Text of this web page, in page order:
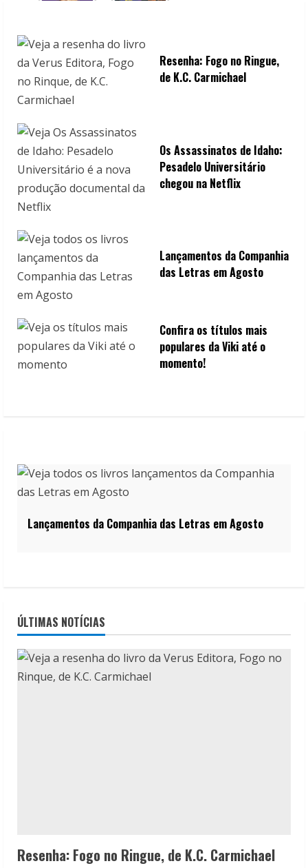
Resenha: Fogo no Ringue,
de K.C. Carmichael
Os Assassinatos de Idaho:
Pesadelo Universitário
chegou na Netflix
Lançamentos da Companhia
das Letras em Agosto
Confira os títulos mais
populares da Viki até o
momento!
Lançamentos da Companhia das Letras em Agosto
ÚLTIMAS NOTÍCIAS
Resenha: Fogo no Ringue, de K.C. Carmichael